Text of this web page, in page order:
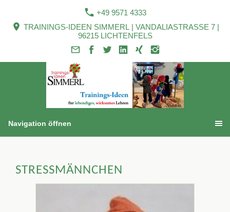
+49 9571 4333
TRAININGS-IDEEN SIMMERL | VANDALIASTRASSE 7 |
96215 LICHTENFELS
Navigation öffnen
STRESSMÄNNCHEN